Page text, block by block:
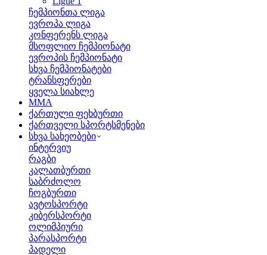
ჩემპიონთა ლიგა
ევროპა ლიგა
კონფერენს ლიგა
მსოფლიო ჩემპიონატი
ევროპის ჩემპიონატი
სხვა ჩემპიონატები
ტრანსფერები
ყველა სიახლე
MMA
ქართული ფეხბურთი
ქართველი სპორტსმენები
სხვა სახეობები
ინტერვიუ
რაგბი
კალათბურთი
საბრძოლო
ჩოგბურთი
ავტოსპორტი
კიბერსპორტი
ოლიმპიური
პარასპორტი
პადელი